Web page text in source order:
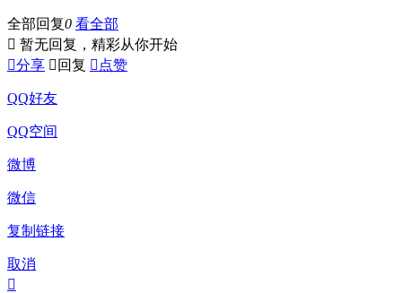
全部回复0 看全部
 暂无回复，精彩从你开始
分享  回复  点赞
QQ好友
QQ空间
微博
微信
复制链接
取消
